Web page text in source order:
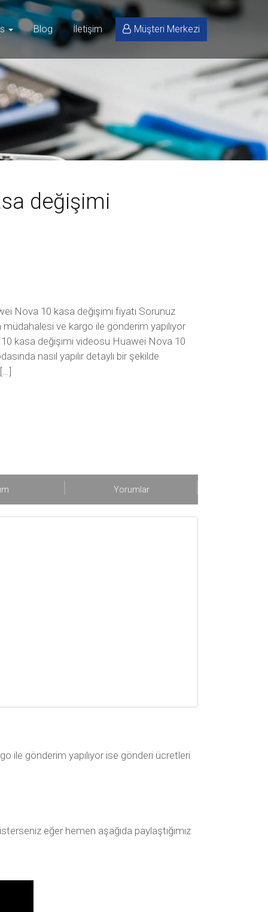
Blog İletişim Müşteri Merkezi
değişimi
Nova 10 kasa değişimi fiyatı Sorunuz
ve kargo ile gönderim yapılıyor
kasa değişimi videosu Huawei Nova 10
nasıl yapılır detaylı bir şekilde
Yorumlar
ile gönderim yapılıyor ise gönderi ücretleri
eğer hemen aşağıda paylaştığımız